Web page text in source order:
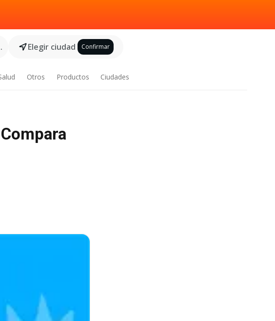
Elegir ciudad Confirmar
Otros Productos Ciudades